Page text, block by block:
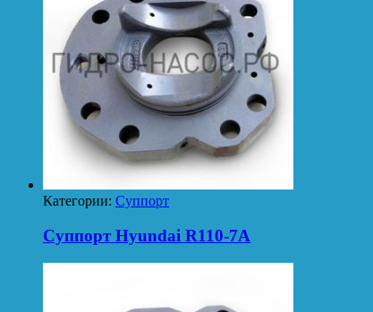
Категории: Суппорт
Суппорт Hyundai R110-7A